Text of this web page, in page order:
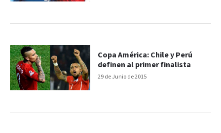
29 de Junio de 2015
Copa América: Chile y Perú
definen al primer finalista